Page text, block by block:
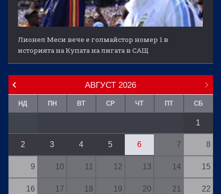
Лионел Меси вече е голмайстор номер 1 в
историята на Купата на лигата в САЩ
АВГУСТ 2026
НД ПН ВТ СР ЧТ ПТ СБ
1
2 3 4 5 6 7 8
9 10 11 12 13 14 15
16 17 18 19 20 21 22